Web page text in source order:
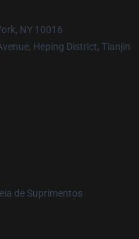
NY 10016
Heping District, Tianjin
de Suprimentos